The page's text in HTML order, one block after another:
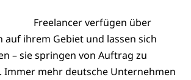
Freelancer verfügen über
auf ihrem Gebiet und lassen sich
– sie springen von Auftrag zu
Immer mehr deutsche Unternehmen